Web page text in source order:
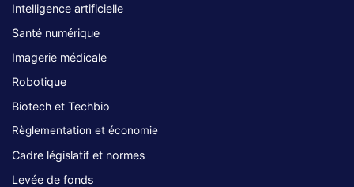
Intelligence artificielle
Santé numérique
Imagerie médicale
Robotique
Biotech et Techbio
Règlementation et économie
Cadre législatif et normes
Levée de fonds